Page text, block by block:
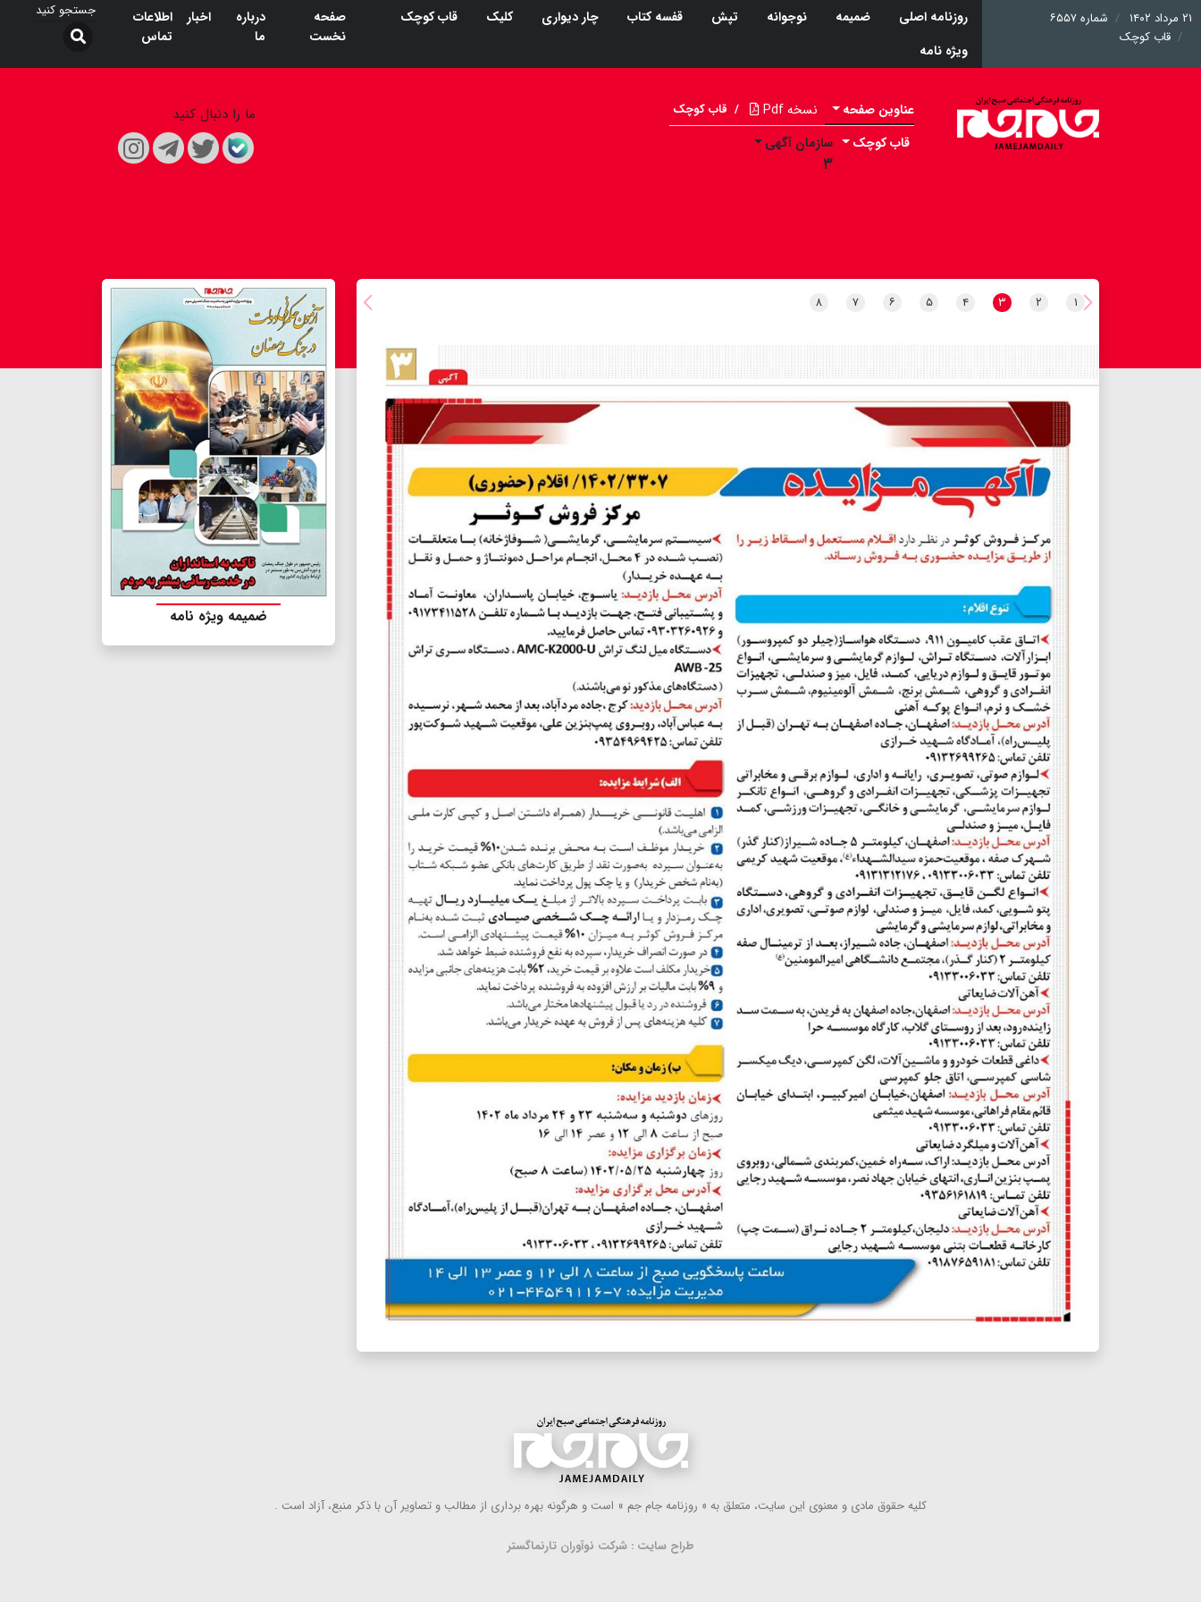
۲۱ مرداد ۱۴۰۲
شماره ۶۵۵۷
قاب کوچک
روزنامه اصلی ضمیمه نوجوانه تپش قفسه کتاب چار دیواری کلیک
قاب کوچک
ویژه نامه
صفحه
نخست
درباره
ما
اخبار
اطلاعات
تماس
عناوین صفحه نسخه Pdf / قاب کوچک
قاب کوچک سازمان آگهی
۳
ما را دنبال کنید
۱ ۲ ۳ ۴ ۵ ۶ ۷ ۸
ضمیمه ویژه نامه
كلیه حقوق مادی و معنوی این سایت، متعلق به « روزنامه جام جم » است و هرگونه بهره ‌برداری از مطالب و تصاویر آن با ذكر منبع، آزاد است .
طراح سایت : شرکت نوآوران تارنماگستر